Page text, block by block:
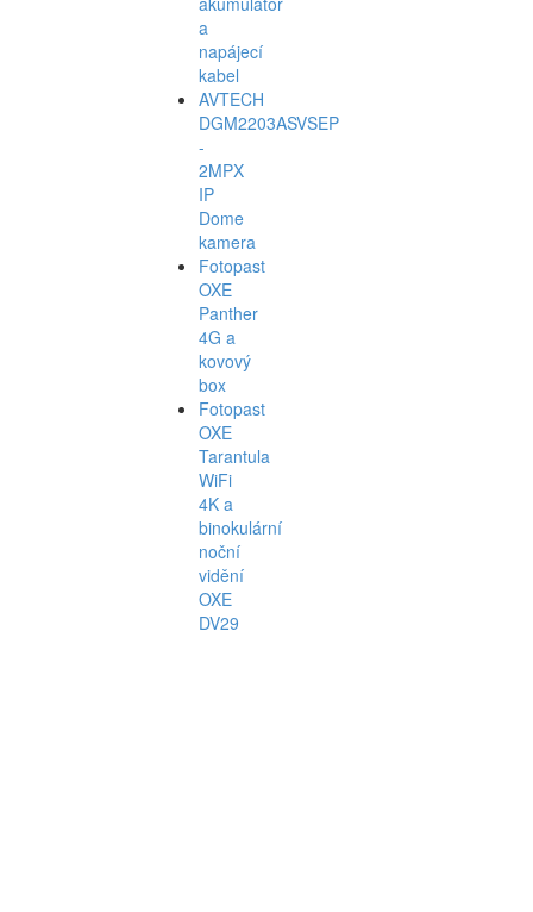
a
napájecí
kabel
AVTECH
DGM2203ASVSEP
-
2MPX
IP
Dome
kamera
Fotopast
OXE
Panther
4G a
kovový
box
Fotopast
OXE
Tarantula
WiFi
4K a
binokulární
noční
vidění
OXE
DV29